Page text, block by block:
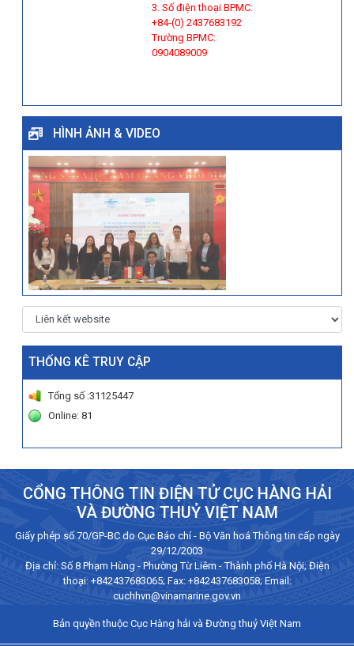
3. Số điện thoại BPMC:
+84-(0) 2437683192
Trường BPMC:
0904089009
HÌNH ẢNH & VIDEO
THỐNG KÊ TRUY CẬP
Tổng số :31125447
Online: 81
CỔNG THÔNG TIN ĐIỆN TỬ CỤC HÀNG HẢI
VÀ ĐƯỜNG THUỶ VIỆT NAM
Giấy phép số 70/GP-BC do Cục Báo chí - Bộ Văn hoá Thông tin cấp ngày
29/12/2003
Địa chỉ: Số 8 Phạm Hùng - Phường Từ Liêm - Thành phố Hà Nội; Điện
thoại: +842437683065; Fax: +842437683058; Email:
cuchhvn@vinamarine.gov.vn
Bản quyền thuộc Cục Hàng hải và Đường thuỷ Việt Nam